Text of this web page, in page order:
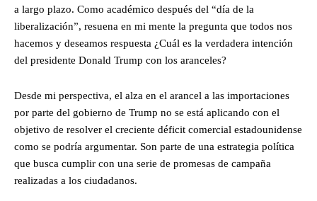
a largo plazo. Como académico después del “día de la
liberalización”, resuena en mi mente la pregunta que todos nos
hacemos y deseamos respuesta ¿Cuál es la verdadera intención
del presidente Donald Trump con los aranceles?
Desde mi perspectiva, el alza en el arancel a las importaciones
por parte del gobierno de Trump no se está aplicando con el
objetivo de resolver el creciente déficit comercial estadounidense
como se podría argumentar. Son parte de una estrategia política
que busca cumplir con una serie de promesas de campaña
realizadas a los ciudadanos.